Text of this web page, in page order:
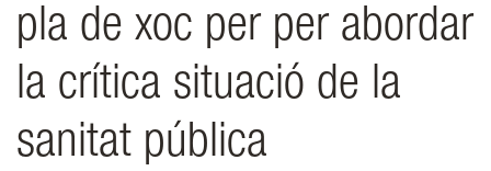
pla de xoc per per abordar
la crítica situació de la
sanitat pública